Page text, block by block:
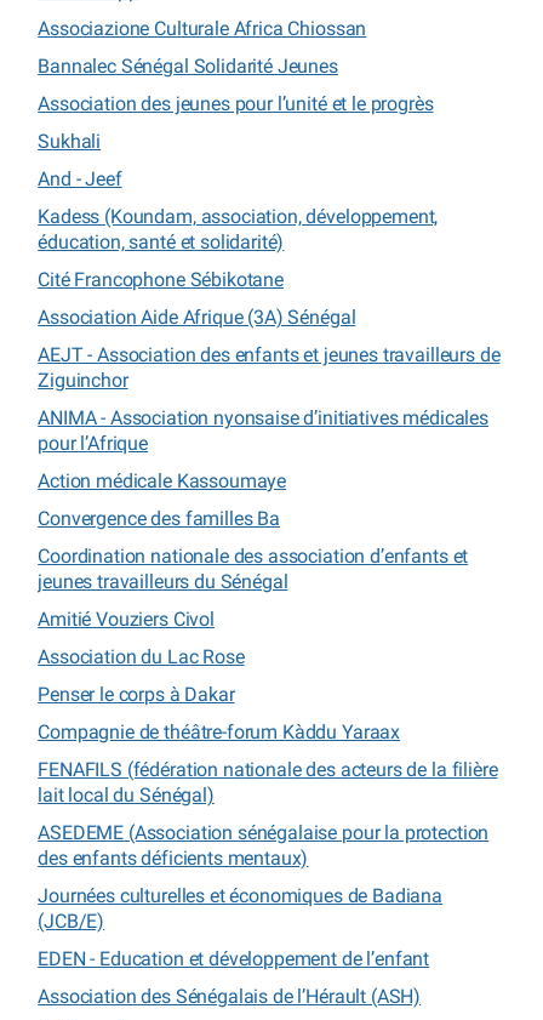
Associazione Culturale Africa Chiossan
Bannalec Sénégal Solidarité Jeunes
Association des jeunes pour l’unité et le progrès
Sukhali
And - Jeef
Kadess (Koundam, association, développement,
éducation, santé et solidarité)
Cité Francophone Sébikotane
Association Aide Afrique (3A) Sénégal
AEJT - Association des enfants et jeunes travailleurs de
Ziguinchor
ANIMA - Association nyonsaise d’initiatives médicales
pour l’Afrique
Action médicale Kassoumaye
Convergence des familles Ba
Coordination nationale des association d’enfants et
jeunes travailleurs du Sénégal
Amitié Vouziers Civol
Association du Lac Rose
Penser le corps à Dakar
Compagnie de théâtre-forum Kàddu Yaraax
FENAFILS (fédération nationale des acteurs de la filière
lait local du Sénégal)
ASEDEME (Association sénégalaise pour la protection
des enfants déficients mentaux)
Journées culturelles et économiques de Badiana
(JCB/E)
EDEN - Education et développement de l’enfant
Association des Sénégalais de l’Hérault (ASH)